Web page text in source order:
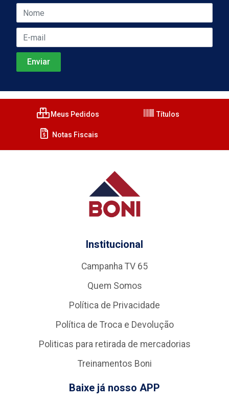
Meus Pedidos Títulos
Notas Fiscais
Institucional
Campanha TV 65
Quem Somos
Política de Privacidade
Política de Troca e Devolução
Politicas para retirada de mercadorias
Treinamentos Boni
Baixe já nosso APP